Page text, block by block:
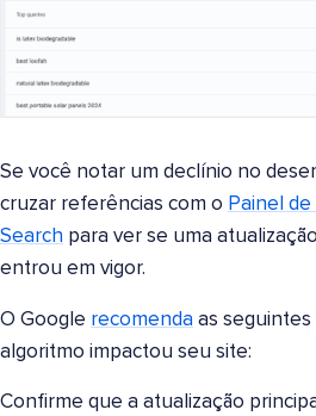
Se você notar um declínio no
cruzar referências com o Painel
Search para ver se uma
entrou em vigor.
O Google recomenda as
algoritmo impactou seu site:
Confirme que a atualização